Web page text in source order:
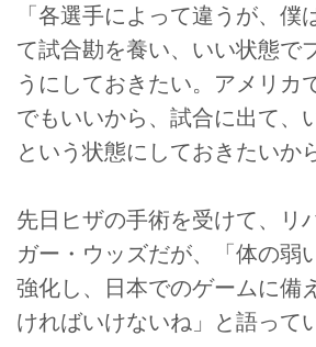
「各選手によって違うが、僕
て試合勘を養い、いい状態で
うにしておきたい。アメリカ
でもいいから、試合に出て、
という状態にしておきたいか
先日ヒザの手術を受けて、リ
ガー・ウッズだが、「体の弱
強化し、日本でのゲームに備
ければいけないね」と語って